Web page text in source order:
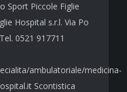
Sport Piccole Figlie
Hospital s.r.l. Via Po
0521 917711
ambulatoriale/medicina-
Scontistica